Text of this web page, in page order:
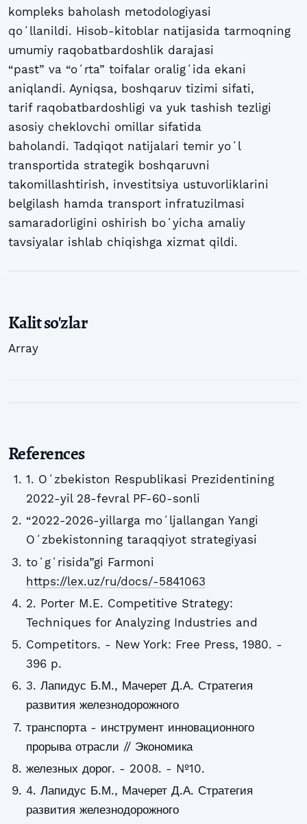
kompleks baholash metodologiyasi
qoʻllanildi. Hisob-kitoblar natijasida tarmoqning
umumiy raqobatbardoshlik darajasi
“past” va “oʻrta” toifalar oraligʻida ekani
aniqlandi. Ayniqsa, boshqaruv tizimi sifati,
tarif raqobatbardoshligi va yuk tashish tezligi
asosiy cheklovchi omillar sifatida
baholandi. Tadqiqot natijalari temir yoʻl
transportida strategik boshqaruvni
takomillashtirish, investitsiya ustuvorliklarini
belgilash hamda transport infratuzilmasi
samaradorligini oshirish boʻyicha amaliy
tavsiyalar ishlab chiqishga xizmat qildi.
Kalit so'zlar
Array
References
1. Oʻzbekiston Respublikasi Prezidentining
2022-yil 28-fevral PF-60-sonli
“2022-2026-yillarga moʻljallangan Yangi
Oʻzbekistonning taraqqiyot strategiyasi
toʻgʻrisida”gi Farmoni
https://lex.uz/ru/docs/-5841063
2. Porter M.E. Competitive Strategy:
Techniques for Analyzing Industries and
Competitors. - New York: Free Press, 1980. -
396 p.
3. Лапидус Б.М., Мачерет Д.А. Стратегия
развития железнодорожного
транспорта - инструмент инновационного
прорыва отрасли // Экономика
железных дорог. - 2008. - №10.
4. Лапидус Б.М., Мачерет Д.А. Стратегия
развития железнодорожного